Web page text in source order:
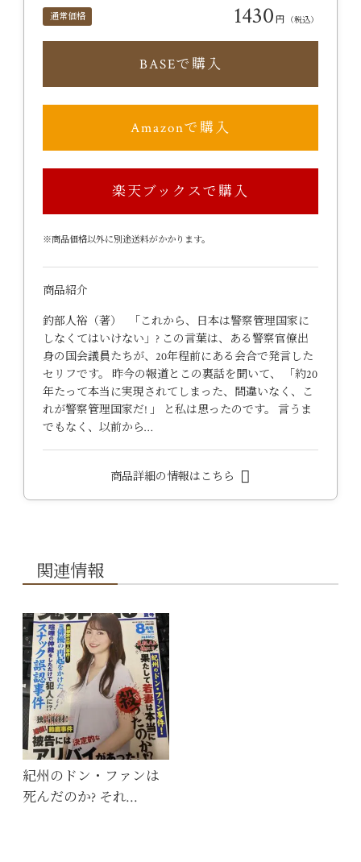
通常価格 1430 円 （税込）
BASEで購入
Amazonで購入
楽天ブックスで購入
※商品価格以外に別途送料がかかります。
商品紹介
釣部人裕（著） 「これから、日本は警察管理国家に
しなくてはいけない」? この言葉は、ある警察官僚出
身の国会議員たちが、20年程前にある会合で発言した
セリフです。 昨今の報道とこの裏話を聞いて、 「約20
年たって本当に実現されてしまった、間違いなく、こ
れが警察管理国家だ! 」 と私は思ったのです。 言うま
でもなく、以前から…
商品詳細の情報はこちら
関連情報
紀州のドン・ファンは
死んだのか? それ…